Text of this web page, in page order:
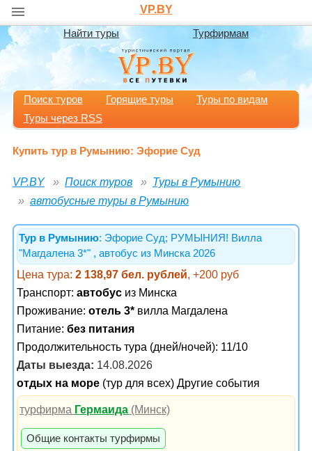
VP.BY
Найти туры Турфирмам
Поиск туров Горящие туры
Туры по видам
Туры через RSS
Купить тур в Румынию: Эфорие Суд
VP.BY Поиск туров
Туры в Румынию
автобусные туры в Румынию
Тур в Румынию: Эфорие Суд; РУМЫНИЯ! Вилла
"Магдалена 3*" , автобус из Минска 2026
Цена тура: 2 138,97 бел. рублей, +200 руб
Транспорт: автобус из Минска
Проживание: отель 3* вилла Магдалена
Питание: без питания
Продолжительность тура (дней/ночей): 11/10
Даты выезда: 14.08.2026
отдых на море (тур для всех) Другие события
турфирма Гермаида (Минск)
Общие контакты турфирмы